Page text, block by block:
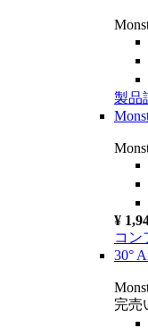
製品
¥
コン
30°
完売